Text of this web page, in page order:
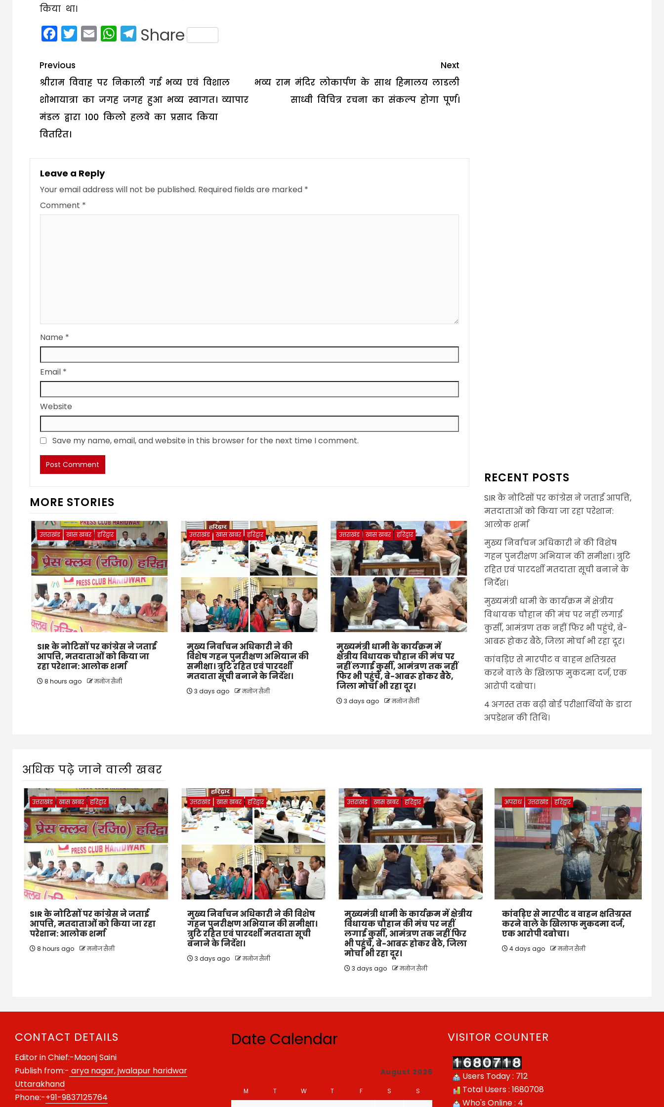
किया था।
Facebook
Twitter
EmailWhatsApp
Telegram
Share
Post
navigation
Previous
श्रीराम विवाह पर निकाली गई भव्य एवं विशाल
शोभायात्रा का जगह जगह हुआ भव्य स्वागत। व्यापार
मंडल द्वारा 100 किलो हलवे का प्रसाद किया
वितरित।
Next
भव्य राम मंदिर लोकार्पण के साथ हिमालय लाडली
साध्वी विचित्र रचना का संकल्प होगा पूर्ण।
Leave a Reply
Your email address will not be published. Required fields are marked *
Comment *
Name *
Email *
Website
Save my name, email, and website in this browser for the next time I comment.
MORE STORIES
उत्तराखंड खास खबर हरिद्वार
SIR के नोटिसों पर कांग्रेस ने जताई
आपत्ति, मतदाताओं को किया जा
रहा परेशान: आलोक शर्मा
8 hours ago मनोज सैनी
उत्तराखंड खास खबर हरिद्वार
मुख्य निर्वाचन अधिकारी ने की
विशेष गहन पुनरीक्षण अभियान की
समीक्षा। त्रुटि रहित एवं पारदर्शी
मतदाता सूची बनाने के निर्देश।
3 days ago मनोज सैनी
उत्तराखंड खास खबर हरिद्वार
मुख्यमंत्री धामी के कार्यक्रम में
क्षेत्रीय विधायक चौहान की मंच पर
नहीं लगाई कुर्सी, आमंत्रण तक नहीं
फिर भी पहुंचे, बे-आबरू होकर बैठे,
जिला मोर्चा भी रहा दूर।
3 days ago मनोज सैनी
RECENT POSTS
SIR के नोटिसों पर कांग्रेस ने जताई आपत्ति,
मतदाताओं को किया जा रहा परेशान:
आलोक शर्मा
मुख्य निर्वाचन अधिकारी ने की विशेष
गहन पुनरीक्षण अभियान की समीक्षा। त्रुटि
रहित एवं पारदर्शी मतदाता सूची बनाने के
निर्देश।
मुख्यमंत्री धामी के कार्यक्रम में क्षेत्रीय
विधायक चौहान की मंच पर नहीं लगाई
कुर्सी, आमंत्रण तक नहीं फिर भी पहुंचे, बे-
आबरू होकर बैठे, जिला मोर्चा भी रहा दूर।
कांवड़िए से मारपीट व वाहन क्षतिग्रस्त
करने वाले के खिलाफ मुकदमा दर्ज, एक
आरोपी दबोचा।
4 अगस्त तक बढ़ी बोर्ड परीक्षार्थियों के डाटा
अपडेशन की तिथि।
अधिक पढ़े जाने वाली खबर
उत्तराखंड खास खबर हरिद्वार
SIR के नोटिसों पर कांग्रेस ने जताई
आपत्ति, मतदाताओं को किया जा रहा
परेशान: आलोक शर्मा
8 hours ago मनोज सैनी
उत्तराखंड खास खबर हरिद्वार
मुख्य निर्वाचन अधिकारी ने की विशेष
गहन पुनरीक्षण अभियान की समीक्षा।
त्रुटि रहित एवं पारदर्शी मतदाता सूची
बनाने के निर्देश।
3 days ago मनोज सैनी
उत्तराखंड खास खबर हरिद्वार
मुख्यमंत्री धामी के कार्यक्रम में क्षेत्रीय
विधायक चौहान की मंच पर नहीं
लगाई कुर्सी, आमंत्रण तक नहीं फिर
भी पहुंचे, बे-आबरू होकर बैठे, जिला
मोर्चा भी रहा दूर।
3 days ago मनोज सैनी
अपराध उत्तराखंड हरिद्वार
कांवड़िए से मारपीट व वाहन क्षतिग्रस्त
करने वाले के खिलाफ मुकदमा दर्ज,
एक आरोपी दबोचा।
4 days ago मनोज सैनी
CONTACT DETAILS
Editor in Chief:-Maonj Saini
Publish from:- arya nagar, jwalapur haridwar
Uttarakhand
Phone:-+91-9837125764
Date Calendar
August 2026
M T W T F S S
VISITOR COUNTER
Users Today : 712
Total Users : 1680708
Who's Online : 4